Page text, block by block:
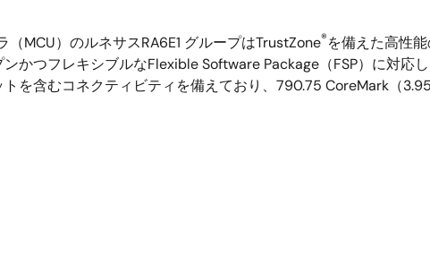
MCU）のルネサスRA6E1 グループはTrustZone®を備えた高性
かつフレキシブルなFlexible Software Package（FSP）に対応
を含むコネクティビティを備えており、790.75 CoreMark（